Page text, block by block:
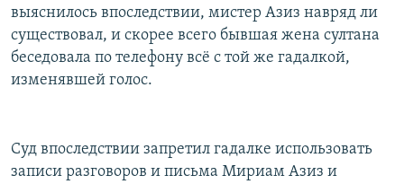
выяснилось впоследствии, мистер Азиз навряд ли
существовал, и скорее всего бывшая жена султана
беседовала по телефону всё с той же гадалкой,
изменявшей голос.
Суд впоследствии запретил гадалке использовать
записи разговоров и письма Мириам Азиз и